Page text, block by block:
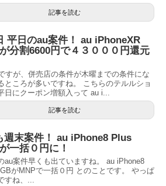
記事を読む
平日のau案件！ au iPhoneXR
分割6600円で４３０００円還元
すが、併売店の条件が木曜までの条件にな
ところが多いですね。 こちらのテルルショ
日にクーポン増額入って au i...
記事を読む
週末案件！ au iPhone8 Plus
一括０円に！
au案件早くも出ていますね。 au iPhone8
がMNPで一括０円 とのことです。 やっぱ
すね、...